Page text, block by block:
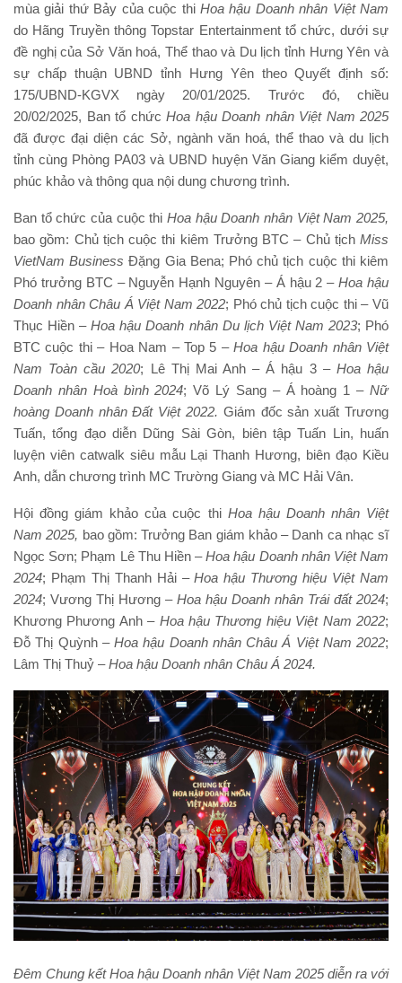
mùa giải thứ Bảy của cuộc thi Hoa hậu Doanh nhân Việt Nam
do Hãng Truyền thông Topstar Entertainment tổ chức, dưới sự
đề nghị của Sở Văn hoá, Thể thao và Du lịch tỉnh Hưng Yên và
sự chấp thuận UBND tỉnh Hưng Yên theo Quyết định số:
175/UBND-KGVX ngày 20/01/2025. Trước đó, chiều
20/02/2025, Ban tổ chức Hoa hậu Doanh nhân Việt Nam 2025
đã được đại diện các Sở, ngành văn hoá, thể thao và du lịch
tỉnh cùng Phòng PA03 và UBND huyện Văn Giang kiểm duyệt,
phúc khảo và thông qua nội dung chương trình.
Ban tổ chức của cuộc thi Hoa hậuDoanh nhân Việt Nam 2025,
bao gồm: Chủ tịch cuộc thi kiêm Trưởng BTC – Chủ tịch Miss
VietNam Business Đặng Gia Bena; Phó chủ tịch cuộc thi kiêm
Phó trưởng BTC – Nguyễn Hạnh Nguyên – Á hậu 2 –Hoa hậu
Doanh nhân Châu Á Việt Nam 2022; Phó chủ tịch cuộc thi – Vũ
Thục Hiền –Hoa hậu Doanh nhân Du lịch Việt Nam 2023; Phó
BTC cuộc thi – Hoa Nam – Top 5 –Hoa hậu Doanh nhân Việt
Nam Toàn cầu 2020; Lê Thị Mai Anh – Á hậu 3 – Hoa hậu
Doanh nhân Hoà bình 2024; Võ Lý Sang – Á hoàng 1 –Nữ
hoàng Doanh nhân Đất Việt 2022. Giám đốc sản xuất Trương
Tuấn, tổng đạo diễn Dũng Sài Gòn, biên tập Tuấn Lin, huấn
luyện viên catwalk siêu mẫu Lại Thanh Hương, biên đạo Kiều
Anh, dẫn chương trình MC Trường Giang và MC Hải Vân.
Hội đồng giám khảo của cuộc thi Hoa hậu Doanh nhân Việt
Nam 2025, bao gồm: Trưởng Ban giám khảo – Danh ca nhạc sĩ
Ngọc Sơn; Phạm Lê Thu Hiền –Hoa hậu Doanh nhân Việt Nam
2024; Phạm Thị Thanh Hải –Hoa hậu Thương hiệu Việt Nam
2024; Vương Thị Hương – Hoa hậu Doanh nhân Trái đất 2024;
Khương Phương Anh – Hoahậu Thương hiệu Việt Nam 2022;
Đỗ Thị Quỳnh – Hoa hậu Doanh nhân Châu Á Việt Nam 2022;
Lâm Thị Thuỷ –Hoa hậu Doanh nhân Châu Á 2024.
Đêm Chung kết Hoa hậu Doanh nhân Việt Nam 2025 diễn ra với